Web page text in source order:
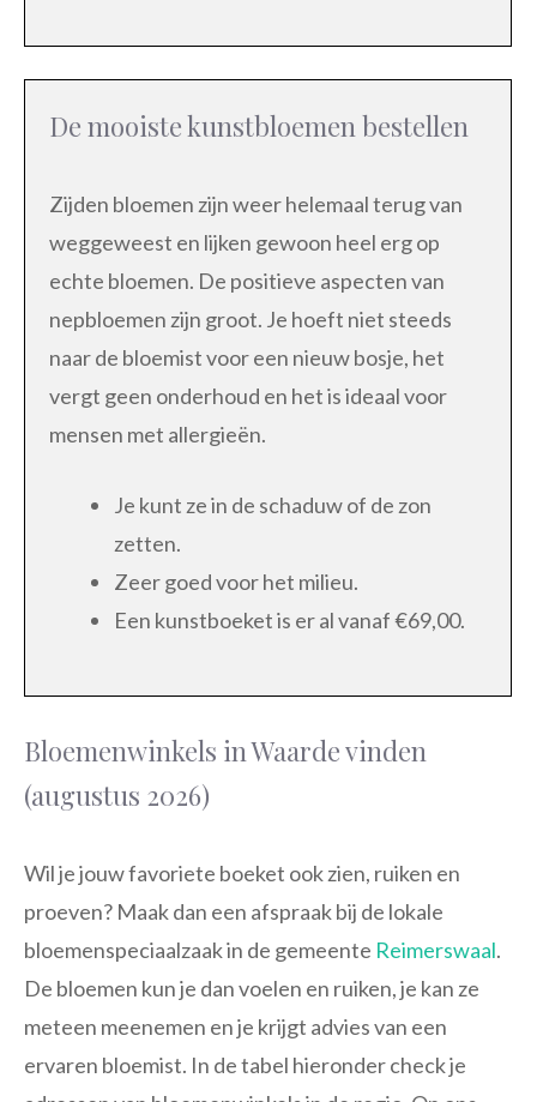
De mooiste kunstbloemen bestellen
Zijden bloemen zijn weer helemaal terug van
weggeweest en lijken gewoon heel erg op
echte bloemen. De positieve aspecten van
nepbloemen zijn groot. Je hoeft niet steeds
naar de bloemist voor een nieuw bosje, het
vergt geen onderhoud en het is ideaal voor
mensen met allergieën.
Je kunt ze in de schaduw of de zon
zetten.
Zeer goed voor het milieu.
Een kunstboeket is er al vanaf €69,00.
Bloemenwinkels in Waarde vinden
(augustus 2026)
Wil je jouw favoriete boeket ook zien, ruiken en
proeven? Maak dan een afspraak bij de lokale
bloemenspeciaalzaak in de gemeente Reimerswaal.
De bloemen kun je dan voelen en ruiken, je kan ze
meteen meenemen en je krijgt advies van een
ervaren bloemist. In de tabel hieronder check je